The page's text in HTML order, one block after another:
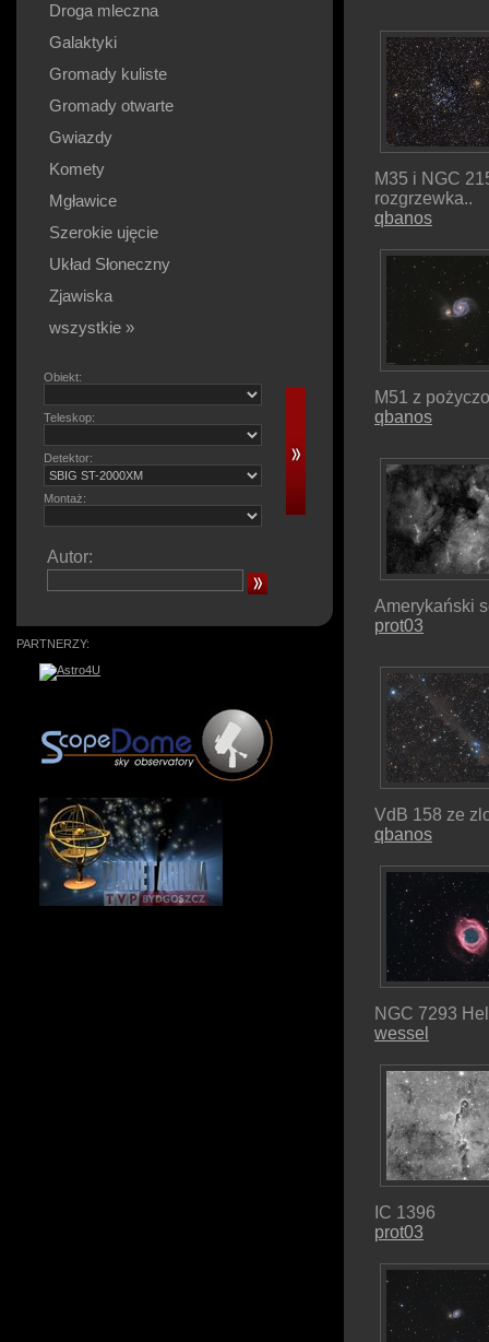
Droga mleczna
Galaktyki
Gromady kuliste
Gromady otwarte
Gwiazdy
Komety
Mgławice
Szerokie ujęcie
Układ Słoneczny
Zjawiska
wszystkie »
Obiekt:
Teleskop:
Detektor:
Montaż:
Autor:
PARTNERZY:
M35 i NGC
rozgrzewka..
qbanos
M51 z
qbanos
Amerykański
prot03
VdB 158 ze
qbanos
NGC 7293
wessel
IC 1396
prot03